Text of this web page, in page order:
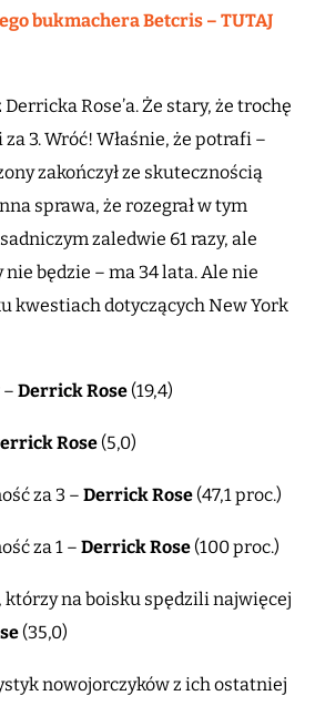
bukmachera Betcris – TUTAJ
Rose’a. Że stary, że trochę
3. Wróć! Właśnie, że potrafi –
zakończył ze skutecznością
sprawa, że rozegrał w tym
zaledwie 61 razy, ale
nie będzie – ma 34 lata. Ale nie
kwestiach dotyczących New York
Derrick Rose (19,4)
Rose (5,0)
za 3 – Derrick Rose (47,1 proc.)
za 1 – Derrick Rose (100 proc.)
na boisku spędzili najwięcej
(35,0)
nowojorczyków z ich ostatniej